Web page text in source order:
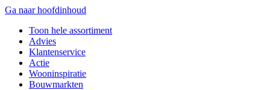
Ga naar hoofdinhoud
Toon hele assortiment
Advies
Klantenservice
Actie
Wooninspiratie
Bouwmarkten